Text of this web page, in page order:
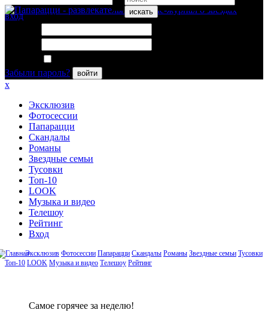
искать
вход
Забыли пароль?
войти
x
Эксклюзив
Фотосессии
Папарацци
Скандалы
Романы
Звездные семьи
Тусовки
Топ-10
LOOK
Музыка и видео
Телешоу
Рейтинг
Вход
Эксклюзив Фотосессии Папарацци Скандалы Романы Звездные семьи Тусовки
Топ-10 LOOK Музыка и видео Телешоу Рейтинг
Сaмое гoрячее за неделю!